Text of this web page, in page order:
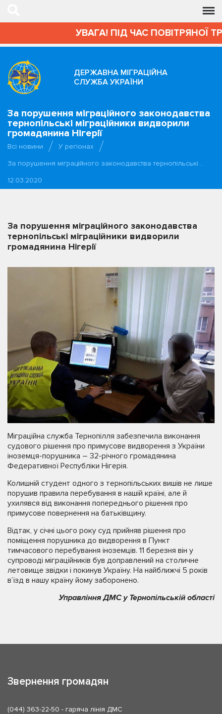
УВАГА! ПІД ЧАС ПОВІТРЯНОЇ
ДЕРЖАВНА МІГРАЦІЙНА
СЛУЖБА УКРАЇНИ
За порушення міграційного законодавства
тернопільські міграційники видворили
громадянина Нігерії
Всі новини
У регіонах
За порушення міграційного законодавства тернопільські…
12.03.2020
За порушення міграційного законодавства
тернопільські міграційники видворили
громадянина Нігерії
Міграційна служба Тернопілля забезпечила виконання
судового рішення про примусове видворення з України
іноземця-порушника – 32-річного громадянина
Федеративної Республіки Нігерія.
Колишній студент одного з тернопільських вишів не лише
порушив правила перебування в нашій країні, але й
ухилявся від виконання попереднього рішення про
примусове повернення на батьківщину.
Відтак, у січні цього року суд прийняв рішення про
поміщення порушника до видворення в Пункт
тимчасового перебування іноземців. 11 березня він у
супроводі міграційників був доправлений на столичне
летовище звідки і покинув Україну. На найближчі 5 років
в’їзд в нашу країну йому заборонено.
Управління ДМС у Тернопільській області
Звернення громадян
(044) 363-22-50 - гаряча лінія ДМС